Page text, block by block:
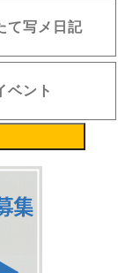
て写メ日記
ベント